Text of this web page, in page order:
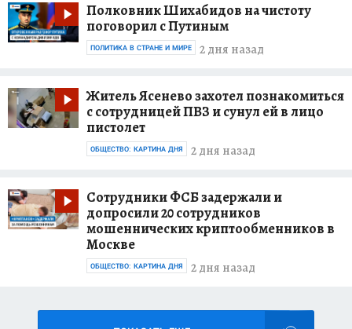
Полковник Шихабидов на чистоту
поговорил с Путиным
2 дня назад
ПОЛИТИКА В СТРАНЕ И МИРЕ
Житель Ясенево захотел познакомиться
с сотрудницей ПВЗ и сунул ей в лицо
пистолет
2 дня назад
ОБЩЕСТВО: КАРТИНА ДНЯ
Сотрудники ФСБ задержали и
допросили 20 сотрудников
мошеннических криптообменников в
Москве
2 дня назад
ОБЩЕСТВО: КАРТИНА ДНЯ